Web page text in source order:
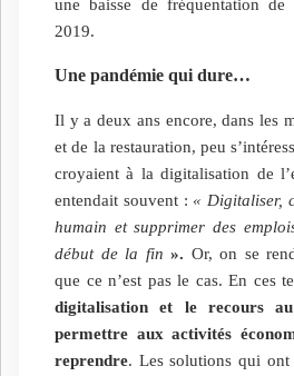
une baisse de fréquentation
2019.
Une pandémie qui dure…
Il y a deux ans encore, dans les
et de la restauration, peu
croyaient à la digitalisation de
entendait souvent : « Digitaliser,
humain et supprimer des
début de la fin ». Or, on se
que ce n’est pas le cas. En ces
digitalisation et le recours
permettre aux activités
reprendre. Les solutions qui ont